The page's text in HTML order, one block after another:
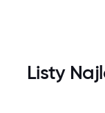
Listy